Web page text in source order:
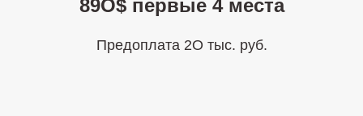
89О$ первые 4 места
Предоплата 2О тыс. руб.